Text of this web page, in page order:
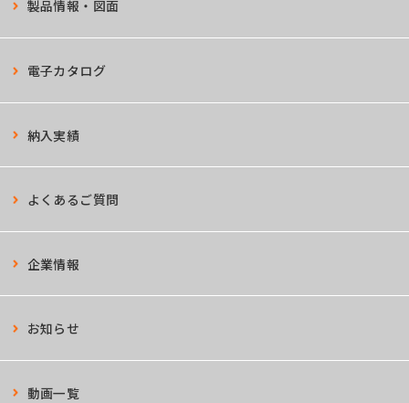
製品情報・図面
電子カタログ
納入実績
よくあるご質問
企業情報
お知らせ
動画一覧